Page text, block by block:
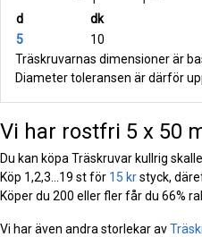
d dk
5
10
Träskruvarnas dimensioner är
Diameter toleransen är därför
Vi har rostfri 5 x 50
Du kan köpa Träskruvar kullrig
Köp 1,2,3...19 st för 15 krstyck,
Köper du 200 eller fler får du 66%
Vi har även andra storlekar av